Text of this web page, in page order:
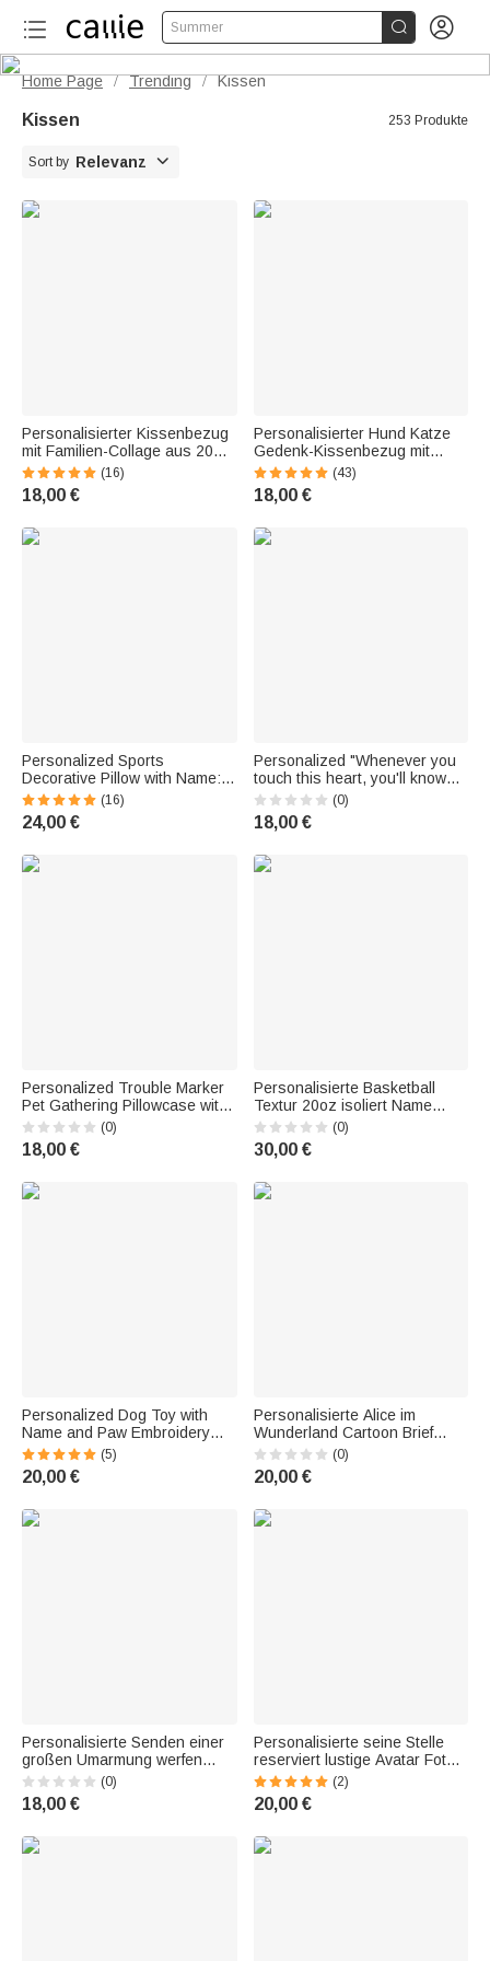
Summer  
Home Page / Trending / Kissen
Kissen 253 Produkte
Sort by Relevanz 
Personalisierter Kissenbezug
mit Familien-Collage aus 20
Fotos und Namen Haus Deko
Geburtstag Jahrestag
Weihnachten Geschenk für
(16)
18,00 €
Personalisierter Hund Katze
Gedenk-Kissenbezug mit
Haustier Foto Namen Verlust
eines Tierfreundes Sofadeko
Erinnerung Trauergeschenk
(43)
18,00 €
Personalized Sports
Decorative Pillow with Name:
Soccer, Basketball, Baseball,
American Football—Sofa Pillow
Gift for Sports Fans
(16)
24,00 €
Personalized "Whenever you
touch this heart, you'll know
we love you" throw pillowcase
with 1–9 butterflies for
Mother's Day
(0)
18,00 €
Personalized Trouble Marker
Pet Gathering Pillowcase with
Paw Print Home Decor
Birthday Gift for Dog and Cat
Lovers
(0)
18,00 €
Personalisierte Basketball
Textur 20oz isoliert Name
Becher mit Schieberegler
Deckel und Strohhalm
Geburtstag Dankeschön
(0)
30,00 €
Personalized Dog Toy with
Name and Paw Embroidery—
Bone-Shaped Pillow, Dental
Care Gift for Dog Lovers
(5)
20,00 €
Personalisierte Alice im
Wunderland Cartoon Brief
drucken Kissen Abdeckung
werfen Kissenabdeckung
(0)
20,00 €
Personalisierte Senden einer
großen Umarmung werfen
Kissenbezug mit Namen und
Text Valentinstag Geschenk
für Paar
(0)
18,00 €
Personalisierte seine Stelle
reserviert lustige Avatar Foto
werfen Tasche Kissenbezug
mit Text Biirthday
Weihnachtsgeschenk für Papa
(2)
20,00 €